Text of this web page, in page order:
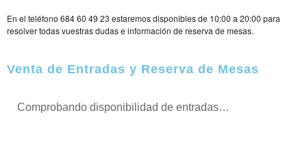
En el teléfono 684 60 49 23 estaremos disponibles de 10:00 a 20:00 para
resolver todas vuestras dudas e información de reserva de mesas.
Venta de Entradas y Reserva de Mesas
Comprobando disponibilidad de entradas…